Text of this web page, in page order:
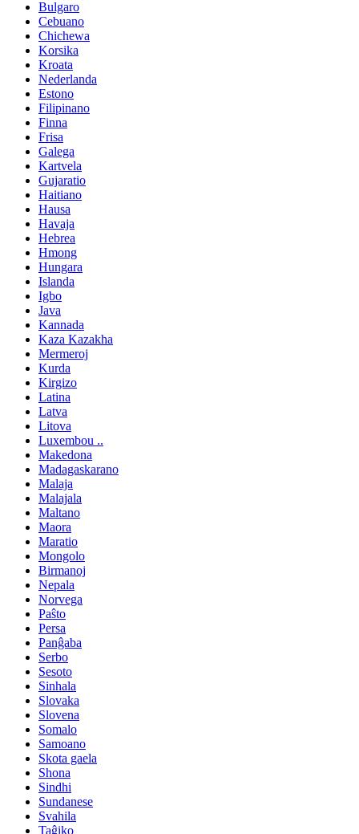
Bulgaro
Cebuano
Chichewa
Korsika
Kroata
Nederlanda
Estono
Filipinano
Finna
Frisa
Galega
Kartvela
Gujaratio
Haitiano
Hausa
Havaja
Hebrea
Hmong
Hungara
Islanda
Igbo
Java
Kannada
Kaza Kazakha
Mermeroj
Kurda
Kirgizo
Latina
Latva
Litova
Luxembou ..
Makedona
Madagaskarano
Malaja
Malajala
Maltano
Maora
Maratio
Mongolo
Birmanoj
Nepala
Norvega
Paŝto
Persa
Panĝaba
Serbo
Sesoto
Sinhala
Slovaka
Slovena
Somalo
Samoano
Skota gaela
Shona
Sindhi
Sundanese
Svahila
Taĝiko